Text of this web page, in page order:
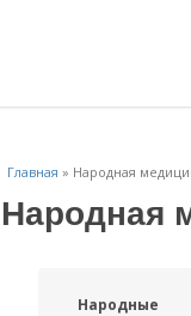
Главная » Народная
Народная
Народные